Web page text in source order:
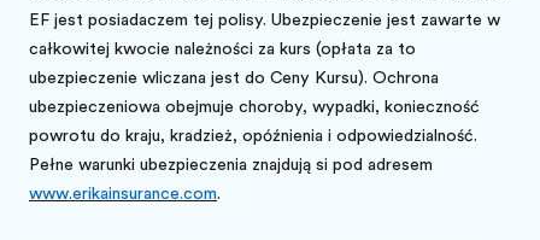
EF jest posiadaczem tej polisy. Ubezpieczenie jest zawarte w
całkowitej kwocie należności za kurs (opłata za to
ubezpieczenie wliczana jest do Ceny Kursu). Ochrona
ubezpieczeniowa obejmuje choroby, wypadki, konieczność
powrotu do kraju, kradzież, opóźnienia i odpowiedzialność.
Pełne warunki ubezpieczenia znajdują się pod adresem
www.erikainsurance.com.